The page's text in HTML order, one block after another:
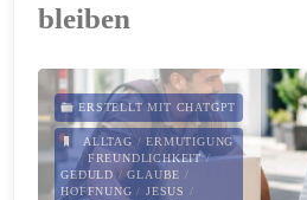
bleiben
ERSTELLT MIT CHATGPT
ALLTAG /ERMUTIGUNG
/ FREUNDLICHKEIT/
GEDULD /GLAUBE /
HOFFNUNG / JESUS /